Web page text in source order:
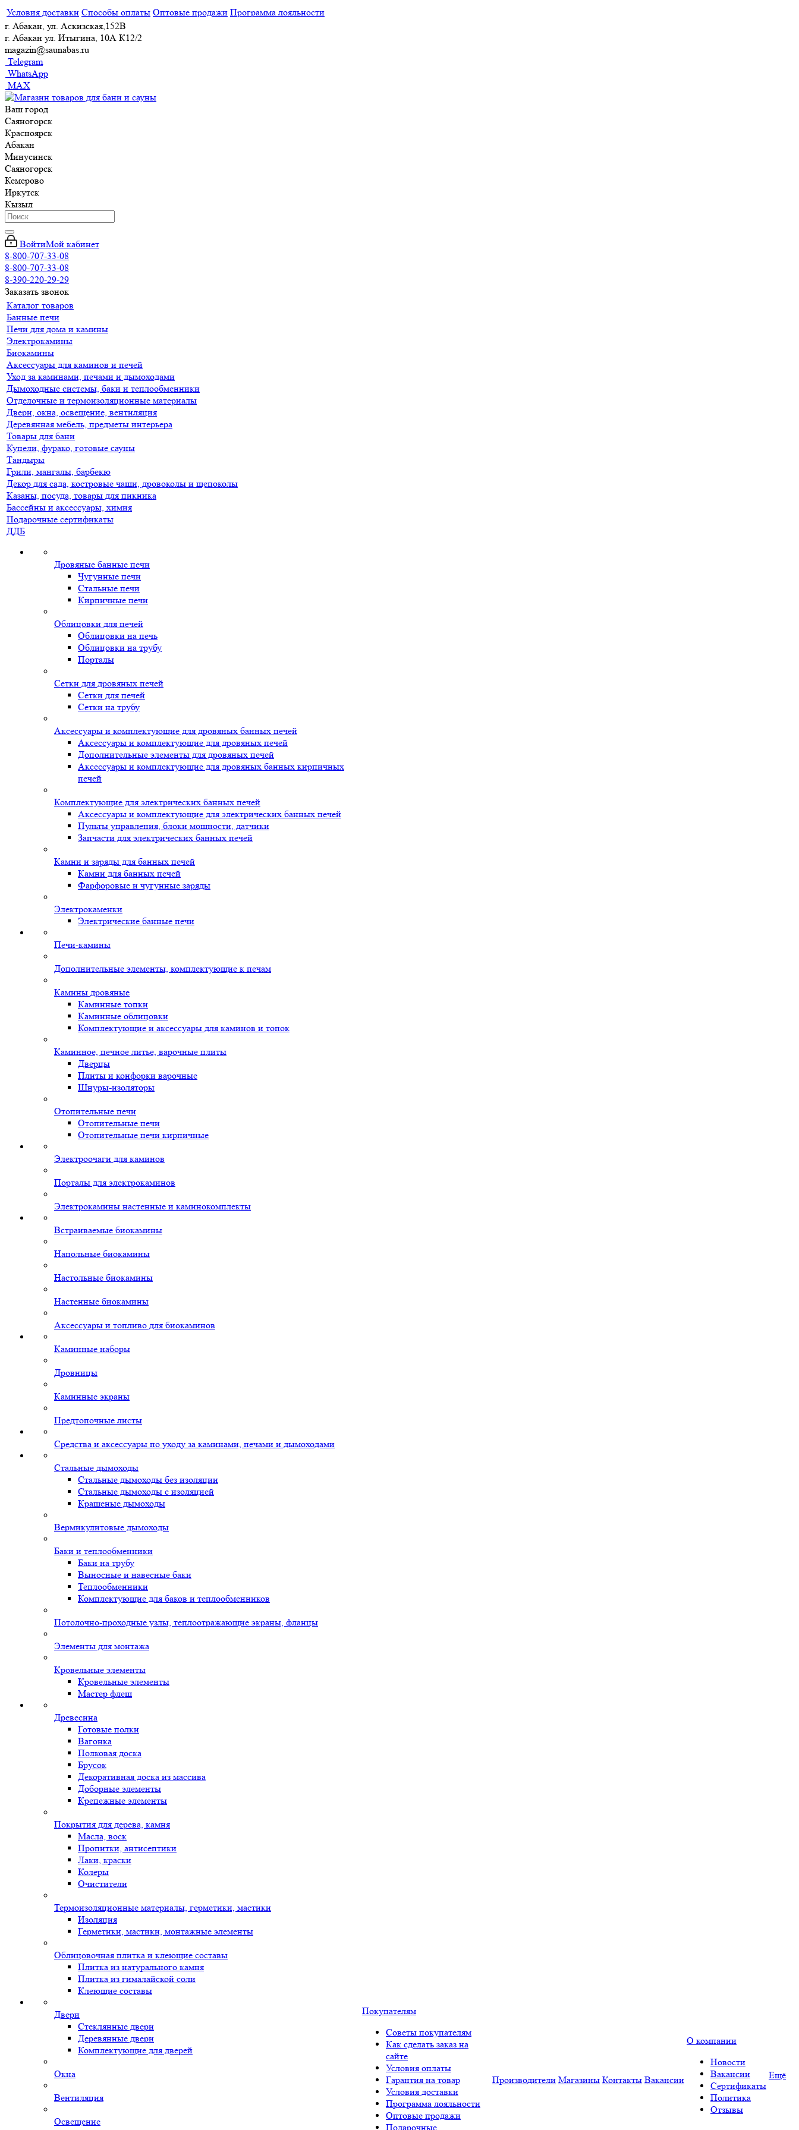
Условия доставки Способы оплаты Оптовые продажи Программа лояльности
г. Абакан, ул. Аскизская,152В
г. Абакан ул. Итыгина, 10А К12/2
magazin@saunabas.ru
Telegram
WhatsApp
MAX
Ваш город
Саяногорск
Красноярск
Абакан
Минусинск
Саяногорск
Кемерово
Иркутск
Кызыл
ВойтиМой кабинет
8-800-707-33-08
8-800-707-33-08
8-390-220-29-29
Заказать звонок
Каталог товаров
Банные печи
Печи для дома и камины
Электрокамины
Биокамины
Аксессуары для каминов и печей
Уход за каминами, печами и дымоходами
Дымоходные системы, баки и теплообменники
Отделочные и термоизоляционные материалы
Двери, окна, освещение, вентиляция
Деревянная мебель, предметы интерьера
Товары для бани
Купели, фурако, готовые сауны
Тандыры
Грили, мангалы, барбекю
Декор для сада, костровые чаши, дровоколы и щепоколы
Казаны, посуда, товары для пикника
Бассейны и аксессуары, химия
Подарочные сертификаты
ДДБ
Дровяные банные печи
Чугунные печи
Стальные печи
Кирпичные печи
Облицовки для печей
Облицовки на печь
Облицовки на трубу
Порталы
Сетки для дровяных печей
Сетки для печей
Сетки на трубу
Аксессуары и комплектующие для дровяных банных печей
Аксессуары и комплектующие для дровяных печей
Дополнительные элементы для дровяных печей
Аксессуары и комплектующие для дровяных банных кирпичных
печей
Комплектующие для электрических банных печей
Аксессуары и комплектующие для электрических банных печей
Пульты управления, блоки мощности, датчики
Запчасти для электрических банных печей
Камни и заряды для банных печей
Камни для банных печей
Фарфоровые и чугунные заряды
Электрокаменки
Электрические банные печи
Печи-камины
Дополнительные элементы, комплектующие к печам
Камины дровяные
Каминные топки
Каминные облицовки
Комплектующие и аксессуары для каминов и топок
Каминное, печное литье, варочные плиты
Дверцы
Плиты и конфорки варочные
Шнуры-изоляторы
Отопительные печи
Отопительные печи
Отопительные печи кирпичные
Электроочаги для каминов
Порталы для электрокаминов
Электрокамины настенные и каминокомплекты
Встраиваемые биокамины
Напольные биокамины
Настольные биокамины
Настенные биокамины
Аксессуары и топливо для биокаминов
Каминные наборы
Дровницы
Каминные экраны
Предтопочные листы
Средства и аксессуары по уходу за каминами, печами и дымоходами
Стальные дымоходы
Стальные дымоходы без изоляции
Стальные дымоходы с изоляцией
Крашеные дымоходы
Вермикулитовые дымоходы
Баки и теплообменники
Баки на трубу
Выносные и навесные баки
Теплообменники
Комплектующие для баков и теплообменников
Потолочно-проходные узлы, теплоотражающие экраны, фланцы
Элементы для монтажа
Кровельные элементы
Кровельные элементы
Мастер флеш
Древесина
Готовые полки
Вагонка
Полковая доска
Брусок
Декоративная доска из массива
Доборные элементы
Крепежные элементы
Покрытия для дерева, камня
Масла, воск
Пропитки, антисептики
Лаки, краски
Колеры
Очистители
Термоизоляционные материалы, герметики, мастики
Изоляция
Герметики, мастики, монтажные элементы
Облицовочная плитка и клеющие составы
Плитка из натурального камня
Плитка из гималайской соли
Клеющие составы
Двери
Стеклянные двери
Деревянные двери
Комплектующие для дверей
Окна
Вентиляция
Освещение
Покупателям
Советы покупателям
Как сделать заказ на
сайте
Условия оплаты
Гарантия на товар
Условия доставки
Программа лояльности
Оптовые продажи
Подарочные
Производители Магазины Контакты Вакансии
О компании
Новости
Вакансии
Сертификаты
Политика
Отзывы
Ещё